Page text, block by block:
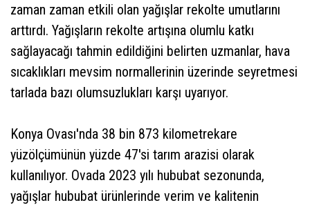
zaman zaman etkili olan yağışlar rekolte umutlarını
arttırdı. Yağışların rekolte artışına olumlu katkı
sağlayacağı tahmin edildiğini belirten uzmanlar, hava
sıcaklıkları mevsim normallerinin üzerinde seyretmesi
tarlada bazı olumsuzlukları karşı uyarıyor.
Konya Ovası'nda 38 bin 873 kilometrekare
yüzölçümünün yüzde 47'si tarım arazisi olarak
kullanılıyor. Ovada 2023 yılı hububat sezonunda,
yağışlar hububat ürünlerinde verim ve kalitenin